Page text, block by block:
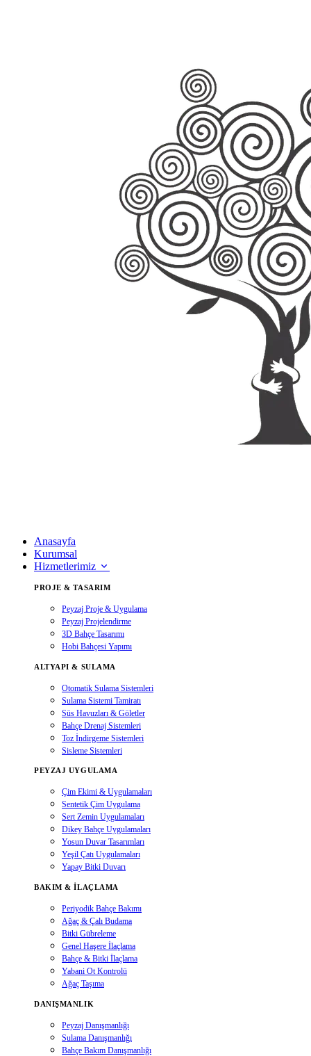
Anasayfa
Kurumsal
Hizmetlerimiz
PROJE & TASARIM
Peyzaj Proje & Uygulama
Peyzaj Projelendirme
3D Bahçe Tasarımı
Hobi Bahçesi Yapımı
ALTYAPI & SULAMA
Otomatik Sulama Sistemleri
Sulama Sistemi Tamiratı
Süs Havuzları & Göletler
Bahçe Drenaj Sistemleri
Toz İndirgeme Sistemleri
Sisleme Sistemleri
PEYZAJ UYGULAMA
Çim Ekimi & Uygulamaları
Sentetik Çim Uygulama
Sert Zemin Uygulamaları
Dikey Bahçe Uygulamaları
Yosun Duvar Tasarımları
Yeşil Çatı Uygulamaları
Yapay Bitki Duvarı
BAKIM & İLAÇLAMA
Periyodik Bahçe Bakımı
Ağaç & Çalı Budama
Bitki Gübreleme
Genel Haşere İlaçlama
Bahçe & Bitki İlaçlama
Yabani Ot Kontrolü
Ağaç Taşıma
DANIŞMANLIK
Peyzaj Danışmanlığı
Sulama Danışmanlığı
Bahçe Bakım Danışmanlığı